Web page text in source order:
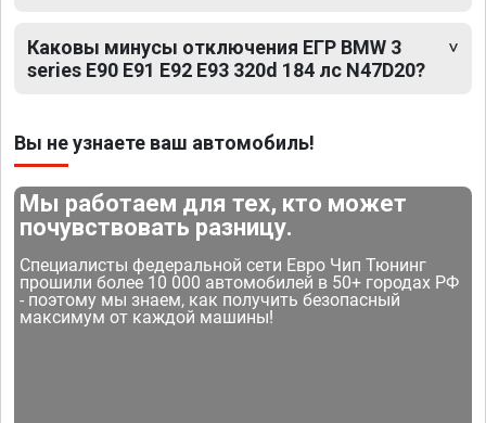
Каковы минусы отключения ЕГР BMW 3
series E90 E91 E92 E93 320d 184 лс N47D20?
Вы не узнаете ваш автомобиль!
Мы работаем для тех, кто может
почувствовать разницу.
Специалисты федеральной сети Евро Чип Тюнинг
прошили более 10 000 автомобилей в 50+ городах РФ
- поэтому мы знаем, как получить безопасный
максимум от каждой машины!